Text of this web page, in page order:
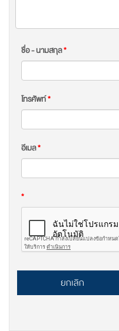
ชื่อ - นามสกุล*
โทรศัพท์*
อีเมล*
*
ยกเลิก